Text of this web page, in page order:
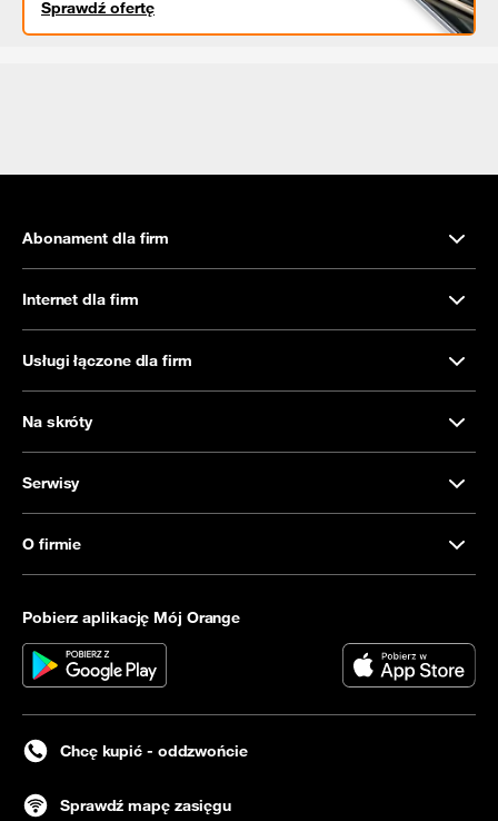
Sprawdź ofertę
Abonament dla firm
Internet dla firm
Usługi łączone dla firm
Na skróty
Serwisy
O firmie
Pobierz aplikację Mój Orange
Chcę kupić - oddzwońcie
Sprawdź mapę zasięgu